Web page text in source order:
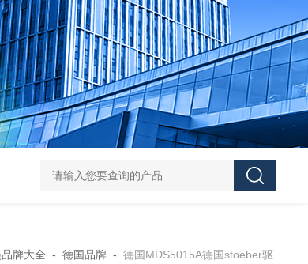
asutec ASU-
牌大全 - 德国品牌 - 德国MDS5015A德国stoeber驱动系列MDS5015A